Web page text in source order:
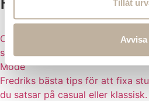
Tillåt
Avvisa
Casual eller klassisk look på
stil
Mode
Fredriks bästa tips för att fixa
du satsar på casual eller klassisk.